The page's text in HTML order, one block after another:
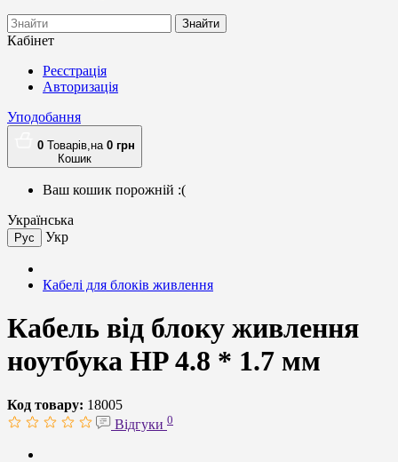
Знайти
Кабінет
Реєстрація
Авторизація
Уподобання
0 Товарів,на 0 грн
Кошик
Ваш кошик порожній :(
Українська
Рус Укр
Кабелі для блоків живлення
Кабель від блоку живлення
ноутбука HP 4.8 * 1.7 мм
Код товару: 18005
Відгуки 0